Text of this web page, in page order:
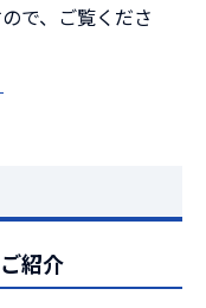
で、ご覧くださ
紹介